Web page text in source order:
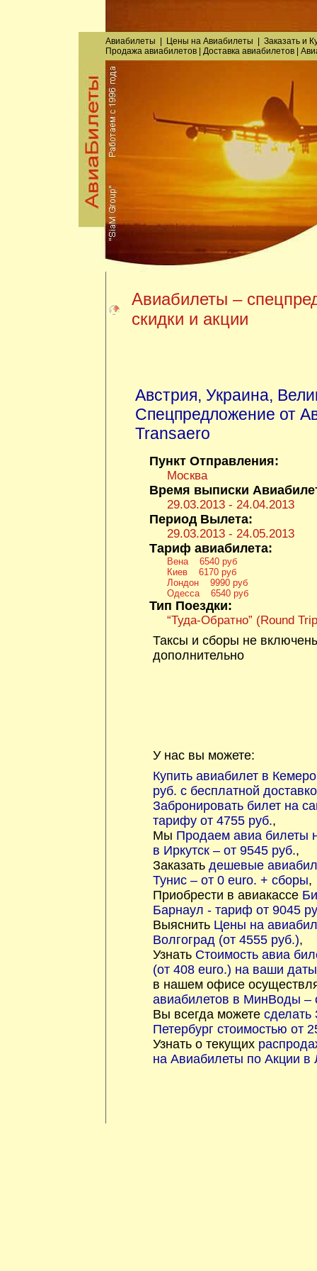
Авиабилеты Цены на Авиабилеты Заказатьи
Продажа авиабилетов| Доставка авиабилетов|
Авиабилеты –
скидки и акции
Австрия, Украина,
Спецпредложение от
Transaero
Пункт Отправления:
Москва
Время выписки
29.03.2013 - 24.04.2013
Период Вылета:
29.03.2013 - 24.05.2013
Тариф авиабилета:
Вена 6540 руб
Киев 6170 руб
Лондон 9990 руб
Одесса 6540 руб
Тип Поездки:
“Туда-Обратно” (Round
Таксы и сборы не
дополнительно
У нас вы можете:
Купить авиабилет в
руб. с бесплатной
Забронировать билет на
тарифу от 4755 руб.,
Мы Продаем авиа билеты
в Иркутск – от 9545 руб.,
Заказать дешевые
Тунис – от 0 euro. + сборы,
Приобрести в авиакассе
Барнаул - тариф от 9045
Выяснить Цены на
Волгоград (от 4555 руб.),
Узнать Стоимость авиа
(от 408 euro.) на ваши даты
в нашем офисе
авиабилетов в МинВоды –
Вы всегда можете сделать
Петербург стоимостью от
Узнать о текущих
на Авиабилеты по Акции в